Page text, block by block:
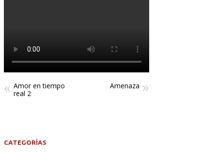
Amor en tiempo
real 2
Amenaza
CATEGORÍAS